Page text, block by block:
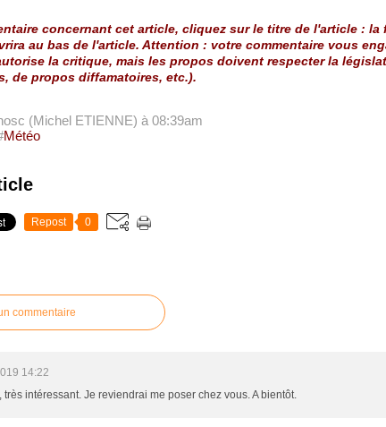
concernant cet article, cliquez sur le titre de l'article : la
au bas de l'article. Attention : votre commentaire vous
la critique, mais les propos doivent respecter la
de propos diffamatoires, etc.).
(Michel ETIENNE) à 08:39am
Météo
Repost 0
commentaire
14:22
très intéressant. Je reviendrai me poser chez vous. A bientôt.